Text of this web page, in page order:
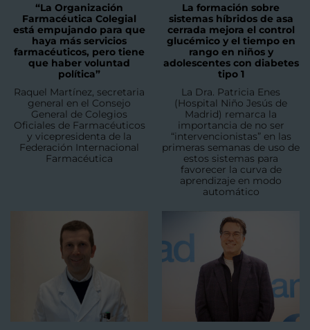
“La Organización
Farmacéutica Colegial
está empujando para que
haya más servicios
farmacéuticos, pero tiene
que haber voluntad
política”
Raquel Martínez, secretaria
general en el Consejo
General de Colegios
Oficiales de Farmacéuticos
y vicepresidenta de la
Federación Internacional
Farmacéutica
La formación sobre
sistemas híbridos de asa
cerrada mejora el control
glucémico y el tiempo en
rango en niños y
adolescentes con diabetes
tipo 1
La Dra. Patricia Enes
(Hospital Niño Jesús de
Madrid) remarca la
importancia de no ser
“intervencionistas” en las
primeras semanas de uso de
estos sistemas para
favorecer la curva de
aprendizaje en modo
automático